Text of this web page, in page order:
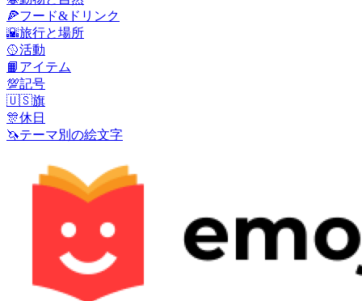
🍕フード&ドリンク
🌇旅行と場所
🥎活動
📙 アイテム
💯記号
🇺🇸旗
🎊休日
🦄テーマ別の絵文字